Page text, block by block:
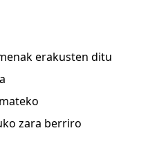
erakusten ditu
zara berriro